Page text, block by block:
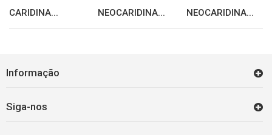
CARIDINA... NEOCARIDINA... NEOCARIDINA...
Informação
Siga-nos